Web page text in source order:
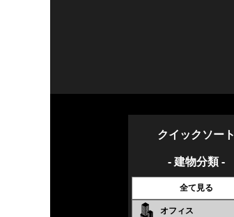
クイックソート
- 建物分類 -
全て見る
オフィス